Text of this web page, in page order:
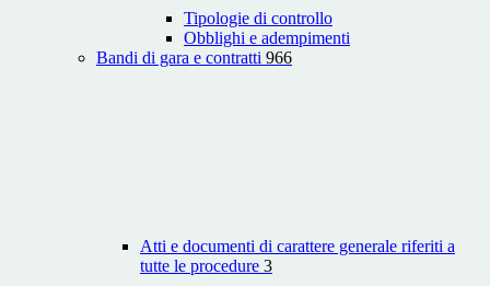
Tipologie di controllo
Obblighi e adempimenti
Bandi di gara e contratti 966
Atti e documenti di carattere generale riferiti a
tutte le procedure 3